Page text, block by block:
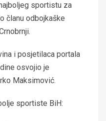
sportistu za
članu odbojkaške
i posjetilaca portala
osvojio je
Maksimović.
sportiste BiH: